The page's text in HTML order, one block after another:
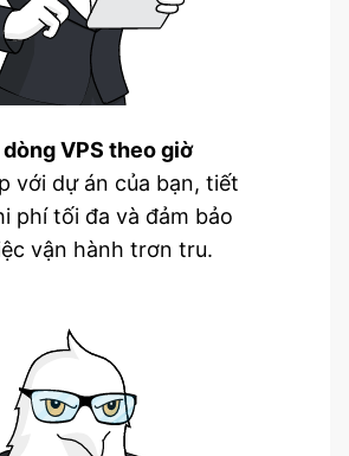
VPS theo giờ
với dự án của bạn, tiết
phí tối đa và đảm bảo
vận hành trơn tru.